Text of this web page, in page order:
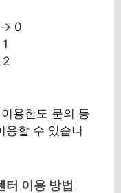
→ 0
용한도 문의 등
용할 수 있습니
터 이용 방법